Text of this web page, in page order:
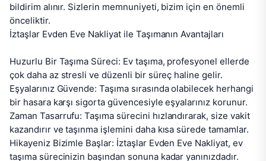
bildirim alınır. Sizlerin memnuniyeti, bizim için en önemli
önceliktir.
İztaşlar Evden Eve Nakliyat ile Taşımanın Avantajları
Huzurlu Bir Taşıma Süreci: Ev taşıma, profesyonel ellerde
çok daha az stresli ve düzenli bir süreç haline gelir.
Eşyalarınız Güvende: Taşıma sırasında olabilecek herhangi
bir hasara karşı sigorta güvencesiyle eşyalarınız korunur.
Zaman Tasarrufu: Taşıma sürecini hızlandırarak, size vakit
kazandırır ve taşınma işlemini daha kısa sürede tamamlar.
Hikayeniz Bizimle Başlar: İztaşlar Evden Eve Nakliyat, ev
taşıma sürecinizin başından sonuna kadar yanınızdadır.